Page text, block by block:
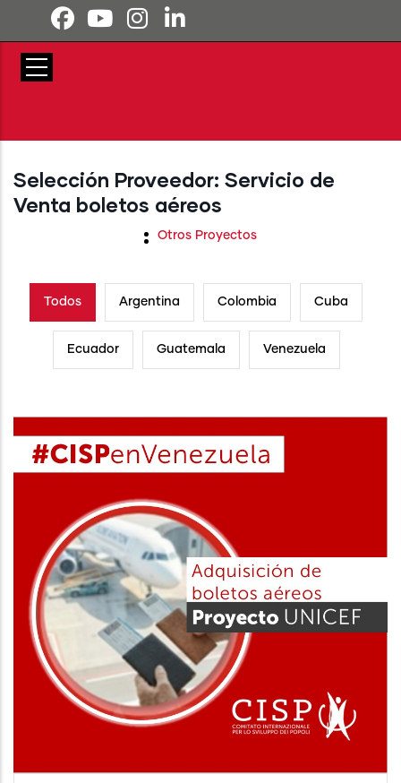
Pasar al contenido principal
Selección Proveedor: Servicio de
Venta boletos aéreos
Otros Proyectos
Todos Argentina Colombia Cuba
Ecuador Guatemala Venezuela